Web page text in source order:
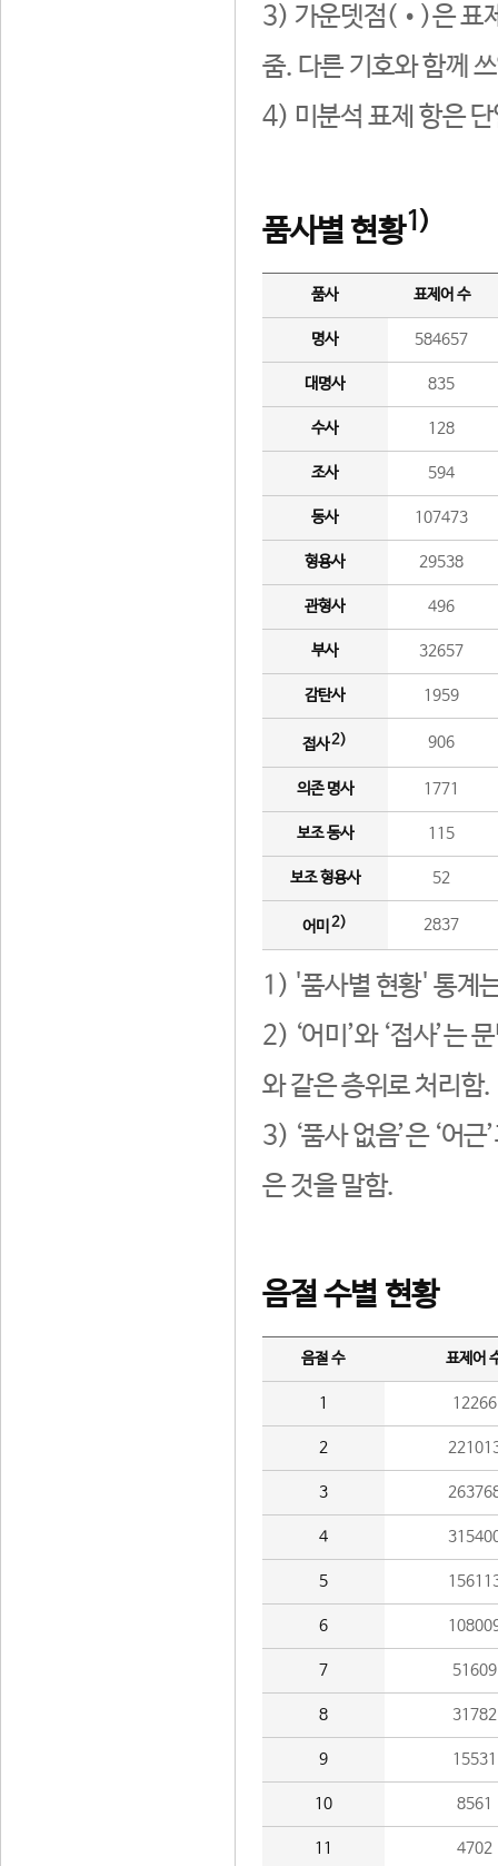
3) 가운뎃점(•)은 표
줌. 다른 기호와 함께
4) 미분석 표제 항은
품사별 현황1)
품사 표제어 수
명사 584657
대명사 835
수사 128
조사 594
동사 107473
형용사 29538
관형사 496
부사 32657
감탄사 1959
접사2) 906
의존 명사 1771
보조 동사 115
보조 형용사 52
어미 2) 2837
1) '품사별 현황' 통계
2) ‘어미’와 ‘접사’는
와 같은 층위로 처리함.
3) ‘품사 없음’은 ‘어
은 것을 말함.
음절 수별 현황
음절 수 표제어
1 12266
2
3
4
5
6
7 51609
8 31782
9 15531
10 8561
11 4702